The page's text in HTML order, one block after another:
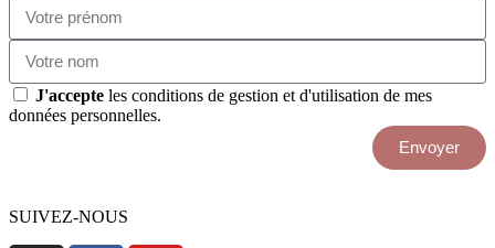
J'accepte les conditions de gestion et d'utilisation de mes
données personnelles.
Envoyer
SUIVEZ-NOUS